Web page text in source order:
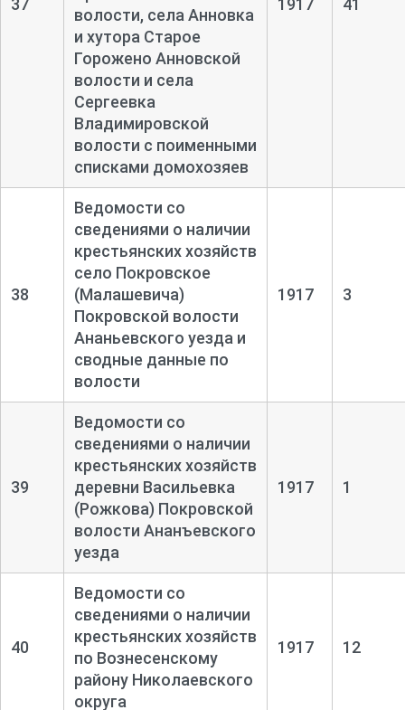
37
волости, села Анновка
и хутора Старое
Горожено Анновской
волости и села
Сергеевка
Владимировской
волости с поименными
списками домохозяев
1917 41
38
Ведомости со
сведениями о наличии
крестьянских хозяйств
село Покровское
(Малашевича)
Покровской волости
Ананьевского уезда и
сводные данные по
волости
1917 3
39
Ведомости со
сведениями о наличии
крестьянских хозяйств
деревни Васильевка
(Рожкова) Покровской
волости Ананъевского
уезда
1917 1
40
Ведомости со
сведениями о наличии
крестьянских хозяйств
по Вознесенскому
району Николаевского
округа
1917 12